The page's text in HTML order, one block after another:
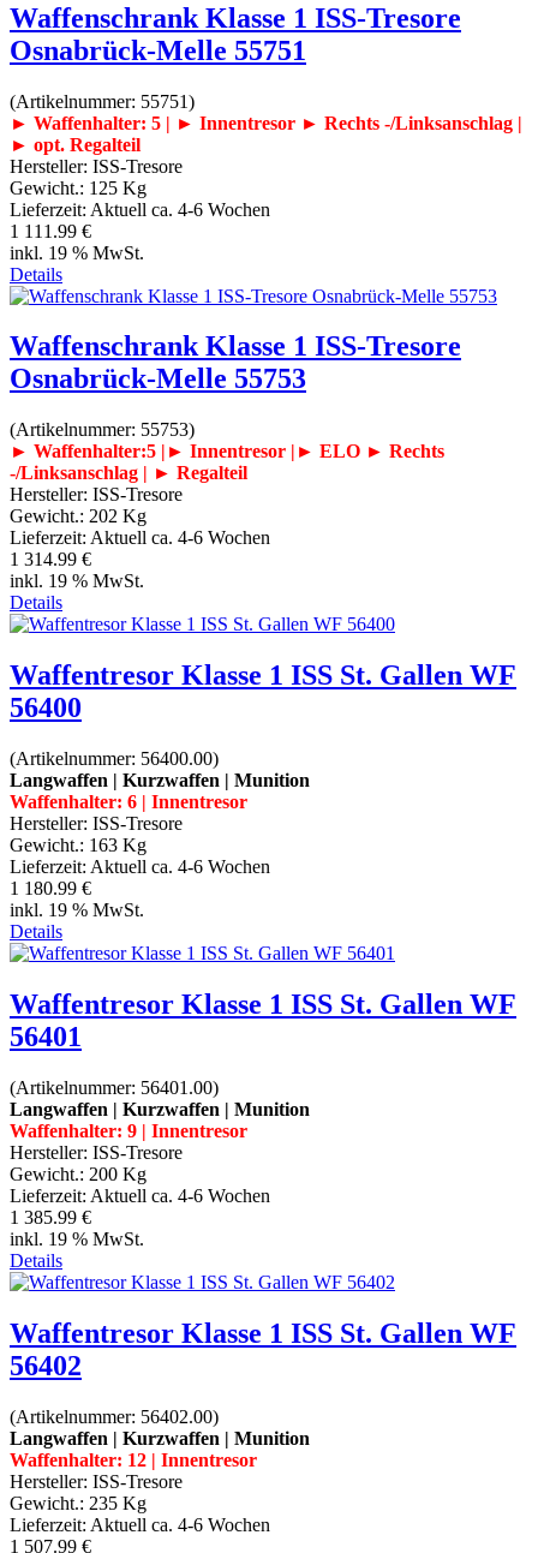
Waffenschrank Klasse 1 ISS-Tresore
Osnabrück-Melle 55751
(Artikelnummer: 55751)
► Waffenhalter: 5 | ► Innentresor ► Rechts -/Linksanschlag |
► opt. Regalteil
Hersteller: ISS-Tresore
Gewicht.: 125 Kg
Lieferzeit: Aktuell ca. 4-6 Wochen
1 111.99 €
inkl. 19 % MwSt.
Details
Waffenschrank Klasse 1 ISS-Tresore
Osnabrück-Melle 55753
(Artikelnummer: 55753)
► Waffenhalter:5 |► Innentresor |► ELO ► Rechts
-/Linksanschlag | ► Regalteil
Hersteller: ISS-Tresore
Gewicht.: 202 Kg
Lieferzeit: Aktuell ca. 4-6 Wochen
1 314.99 €
inkl. 19 % MwSt.
Details
Waffentresor Klasse 1 ISS St. Gallen WF
56400
(Artikelnummer: 56400.00)
Langwaffen | Kurzwaffen | Munition
Waffenhalter: 6 | Innentresor
Hersteller: ISS-Tresore
Gewicht.: 163 Kg
Lieferzeit: Aktuell ca. 4-6 Wochen
1 180.99 €
inkl. 19 % MwSt.
Details
Waffentresor Klasse 1 ISS St. Gallen WF
56401
(Artikelnummer: 56401.00)
Langwaffen | Kurzwaffen | Munition
Waffenhalter: 9 | Innentresor
Hersteller: ISS-Tresore
Gewicht.: 200 Kg
Lieferzeit: Aktuell ca. 4-6 Wochen
1 385.99 €
inkl. 19 % MwSt.
Details
Waffentresor Klasse 1 ISS St. Gallen WF
56402
(Artikelnummer: 56402.00)
Langwaffen | Kurzwaffen | Munition
Waffenhalter: 12 | Innentresor
Hersteller: ISS-Tresore
Gewicht.: 235 Kg
Lieferzeit: Aktuell ca. 4-6 Wochen
1 507.99 €